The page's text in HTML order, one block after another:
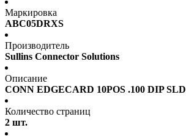
Маркировка
ABC05DRXS
Производитель
Sullins Connector Solutions
Описание
CONN EDGECARD 10POS .100 DIP SLD
Количество страниц
2 шт.